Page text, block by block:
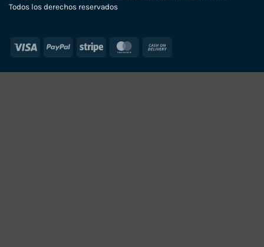
Todos los derechos reservados
Visa PayPal Stripe MasterCard